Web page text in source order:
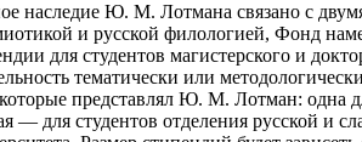
наследие Ю. М. Лотмана связано с
и русской филологией, Фонд
для студентов магистерского и
тематически или
представлял Ю. М. Лотман: одна
— для студентов отделения русской и